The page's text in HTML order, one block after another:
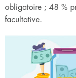
obligatoire ; 48 %
facultative.